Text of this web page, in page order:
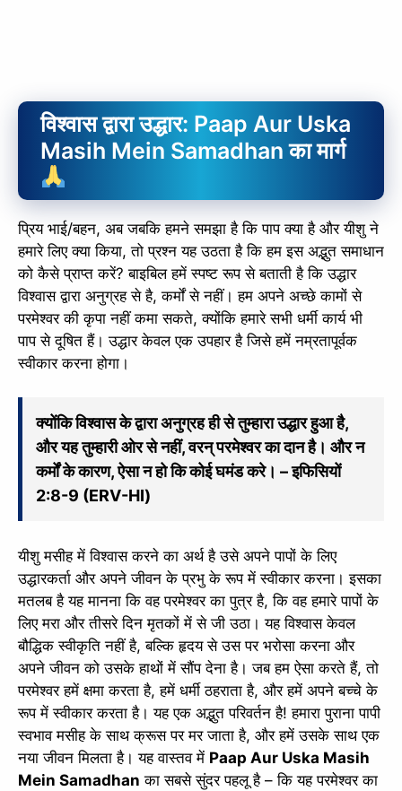
विश्वास द्वारा उद्धार: Paap Aur Uska
Masih Mein Samadhan का मार्ग
प्रिय भाई/बहन, अब जबकि हमने समझा है कि पाप क्या है और यीशु ने
हमारे लिए क्या किया, तो प्रश्न यह उठता है कि हम इस अद्भुत समाधान
को कैसे प्राप्त करें? बाइबिल हमें स्पष्ट रूप से बताती है कि उद्धार
विश्वास द्वारा अनुग्रह से है, कर्मों से नहीं। हम अपने अच्छे कामों से
परमेश्वर की कृपा नहीं कमा सकते, क्योंकि हमारे सभी धर्मी कार्य भी
पाप से दूषित हैं। उद्धार केवल एक उपहार है जिसे हमें नम्रतापूर्वक
स्वीकार करना होगा।
क्योंकि विश्वास के द्वारा अनुग्रह ही से तुम्हारा उद्धार हुआ है,
और यह तुम्हारी ओर से नहीं, वरन् परमेश्वर का दान है। और न
कर्मों के कारण, ऐसा न हो कि कोई घमंड करे। – इफिसियों
2:8-9 (ERV-HI)
यीशु मसीह में विश्वास करने का अर्थ है उसे अपने पापों के लिए
उद्धारकर्ता और अपने जीवन के प्रभु के रूप में स्वीकार करना। इसका
मतलब है यह मानना कि वह परमेश्वर का पुत्र है, कि वह हमारे पापों के
लिए मरा और तीसरे दिन मृतकों में से जी उठा। यह विश्वास केवल
बौद्धिक स्वीकृति नहीं है, बल्कि हृदय से उस पर भरोसा करना और
अपने जीवन को उसके हाथों में सौंप देना है। जब हम ऐसा करते हैं, तो
परमेश्वर हमें क्षमा करता है, हमें धर्मी ठहराता है, और हमें अपने बच्चे के
रूप में स्वीकार करता है। यह एक अद्भुत परिवर्तन है! हमारा पुराना पापी
स्वभाव मसीह के साथ क्रूस पर मर जाता है, और हमें उसके साथ एक
नया जीवन मिलता है। यह वास्तव में Paap Aur Uska Masih
Mein Samadhan का सबसे सुंदर पहलू है – कि यह परमेश्वर का